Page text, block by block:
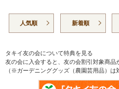
人気順 新着順
タキイ友の会について特典を見る
友の会に入会すると、友の会割引対象商品
（※ガーデニンググッズ（農園芸用品）は